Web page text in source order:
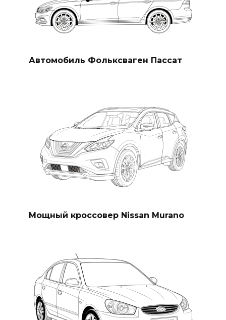
Автомобиль Фольксваген Пассат
Мощный кроссовер Nissan Murano